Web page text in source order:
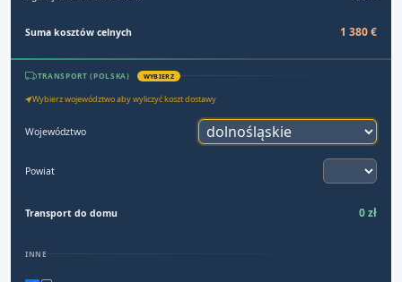
Suma kosztów celnych 1 380 €
TRANSPORT (POLSKA) WYBIERZ
Wybierz województwo aby wyliczyć koszt dostawy
Województwo
Powiat
Transport do domu 0 zł
INNE